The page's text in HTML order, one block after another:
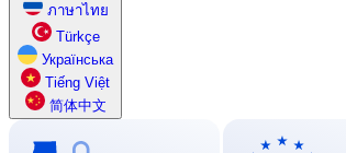
ภาษาไทย
Türkçe
Українська
Tiếng Việt
简体中文